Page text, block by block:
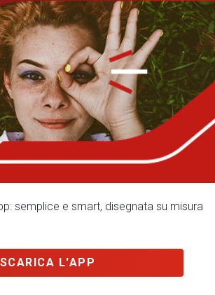
semplice e smart, disegnata su misura
SCARICA L'APP